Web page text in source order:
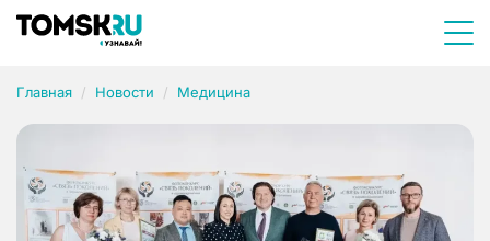
Главная Новости Медицина